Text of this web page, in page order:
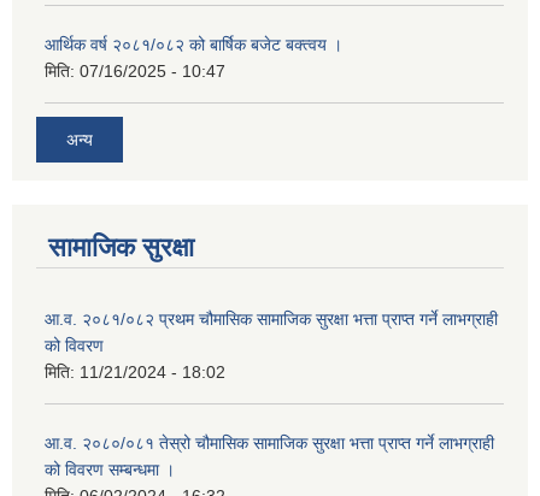
आर्थिक वर्ष २०८१/०८२ को बार्षिक बजेट बक्त्वय ।
मिति: 07/16/2025 - 10:47
अन्य
सामाजिक सुरक्षा
आ.व. २०८१/०८२ प्रथम चौमासिक सामाजिक सुरक्षा भत्ता प्राप्त गर्ने लाभग्राही
को विवरण
मिति: 11/21/2024 - 18:02
आ.व. २०८०/०८१ तेस्रो चौमासिक सामाजिक सुरक्षा भत्ता प्राप्त गर्ने लाभग्राही
को विवरण सम्बन्धमा ।